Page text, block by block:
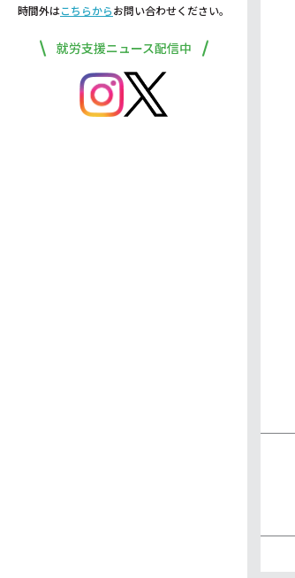
時間外はこちらからお問い合わせください。
就労支援ニュース配信中